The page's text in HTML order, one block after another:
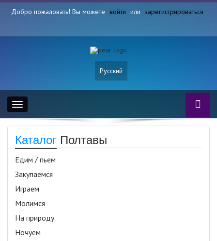
Добро пожаловать! Вы можете войти или зарегистрироваться
Русский
Toggle
navigation
Каталог Полтавы
Едим / пьем
Закупаемся
Играем
Молимся
На природу
Ночуем